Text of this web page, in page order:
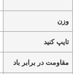
وزن
تایپ کنید
مقاومت در برابر باد